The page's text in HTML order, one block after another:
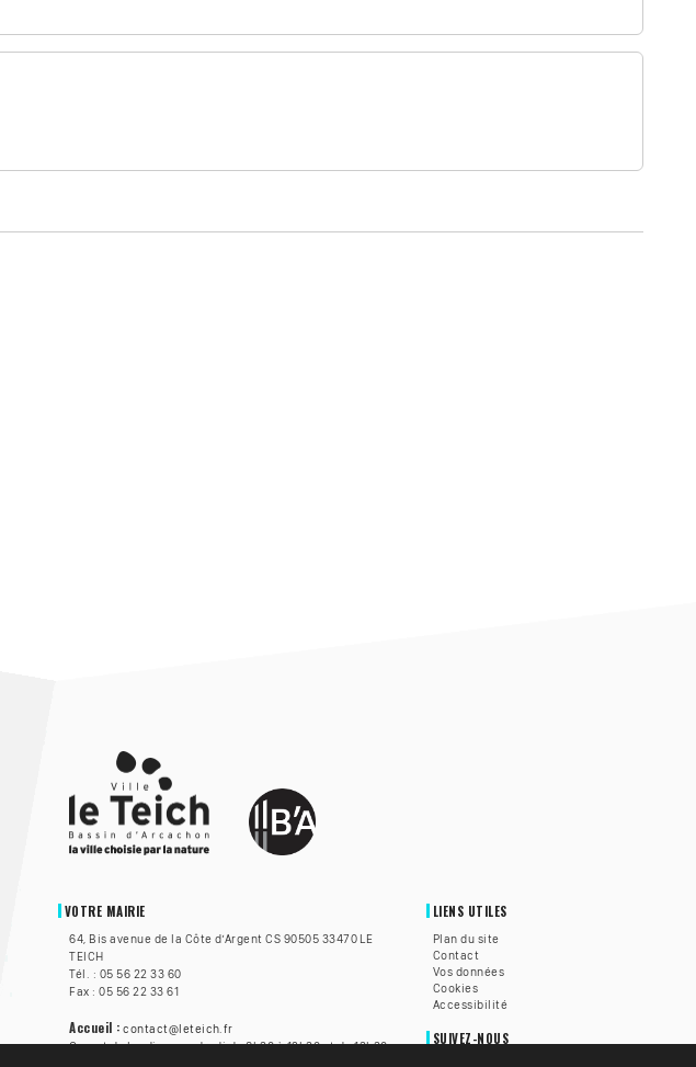
VOTRE MAIRIE
64, Bis avenue de la Côte d’Argent CS 90505 33470 LE
TEICH
Tél. : 05 56 22 33 60
Fax : 05 56 22 33 61
Accueil : contact@leteich.fr
Ouvert du lundi au vendredi de 8h30 à 12h30 et de 13h30
LIENS UTILES
Plan du site
Contact
Vos données
Cookies
Accessibilité
SUIVEZ-NOUS